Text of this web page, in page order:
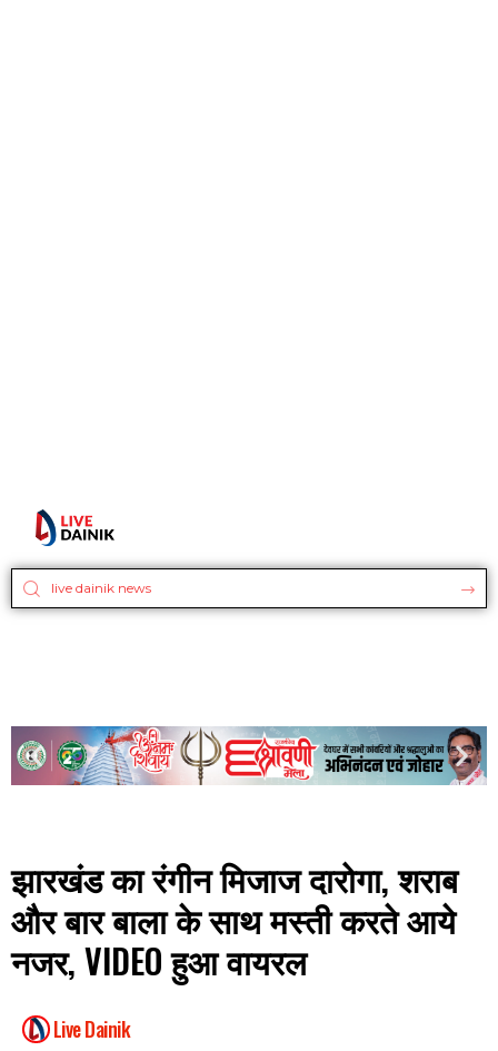
झारखंड का रंगीन मिजाज दारोगा, शराब
और बार बाला के साथ मस्ती करते आये
नजर, VIDEO हुआ वायरल
Live Dainik